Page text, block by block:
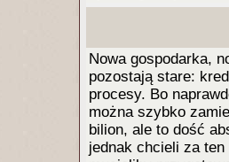
Nowa gospodarka,
pozostają stare:
procesy. Bo
można szybko
bilion, ale to dość
jednak chcieli za